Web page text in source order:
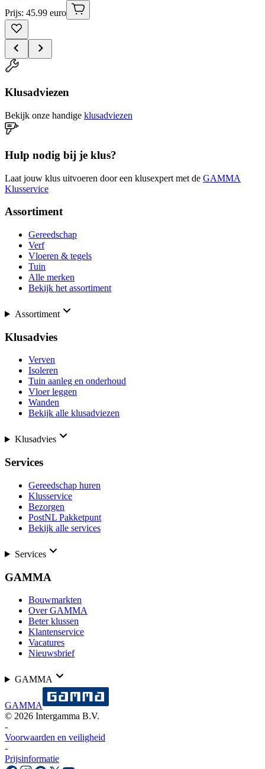
Prijs: 45.99 euro
Klusadviezen
Bekijk onze handige klusadviezen
Hulp nodig bij je klus?
Laat jouw klus uitvoeren door een klusexpert met de GAMMA
Klusservice
Assortiment
Gereedschap
Verf
Vloeren & tegels
Tuin
Alle merken
Bekijk het assortiment
Assortiment
Klusadvies
Verven
Isoleren
Tuin aanleg en onderhoud
Vloer leggen
Wanden
Bekijk alle klusadviezen
Klusadvies
Services
Gereedschap huren
Klusservice
Bezorgen
PostNL Pakketpunt
Bekijk alle services
Services
GAMMA
Bouwmarkten
Over GAMMA
Beter klussen
Klantenservice
Vacatures
Nieuwsbrief
GAMMA
GAMMA
© 2026 Intergamma B.V.
-
Voorwaarden en veiligheid
-
Prijsinformatie